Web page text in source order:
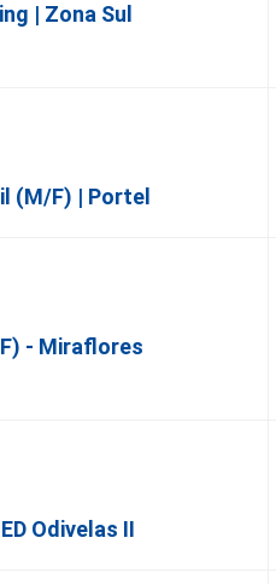
| Zona Sul
(m/f) | Portel
- Miraflores
Odivelas II